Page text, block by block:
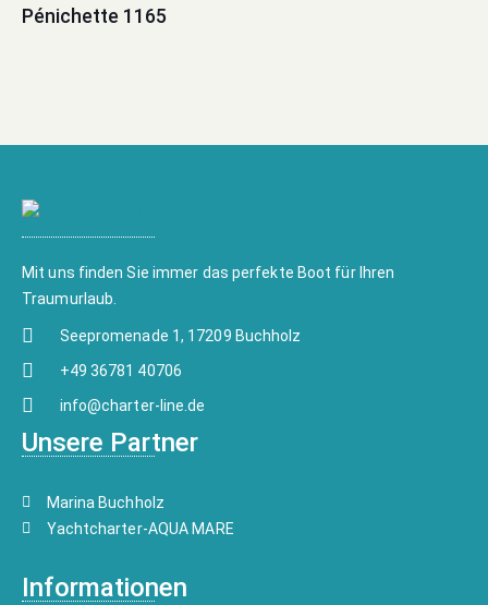
Pénichette 1165
Mit uns finden Sie immer das perfekte Boot für Ihren
Traumurlaub.
Seepromenade 1, 17209 Buchholz
+49 36781 40706
info@charter-line.de
Unsere Partner
Marina Buchholz
Yachtcharter-AQUA MARE
Informationen